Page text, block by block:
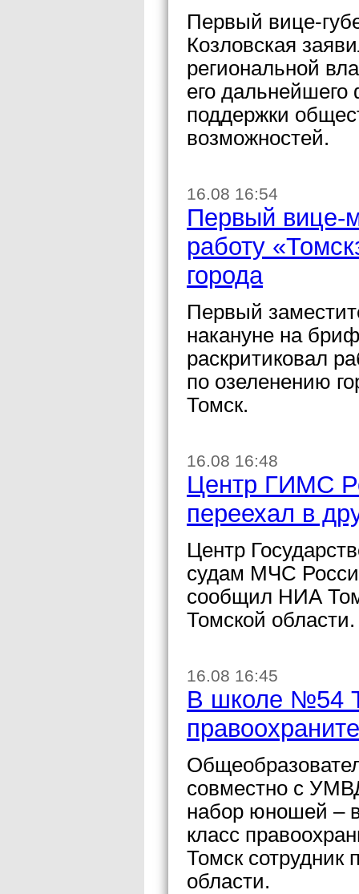
Первый вице-
Козловская
региональной
его
поддержки
возможностей.
16.08 16:54
Первый вице-
работу
города
Первый
накануне на
раскритиковал
по озеленению
Томск.
16.08 16:48
Центр ГИМС
переехал в
Центр
судам МЧС
сообщил НИА
Томской области.
16.08 16:45
В школе №54
совместно с
набор юношей –
класс
Томск
области.